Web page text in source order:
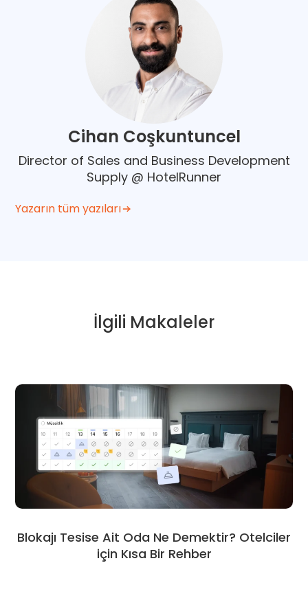
Cihan Coşkuntuncel
Director of Sales and Business Development
Supply @ HotelRunner
Yazarın tüm yazıları
İlgili Makaleler
Blokajı Tesise Ait Oda Ne Demektir? Otelciler
için Kısa Bir Rehber